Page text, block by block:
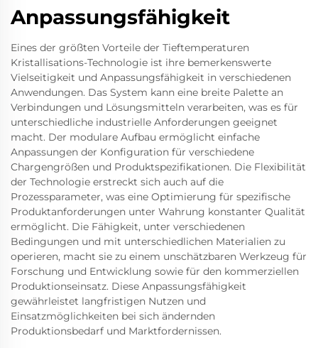
Anpassungsfähigkeit
Eines der größten Vorteile der Tieftemperaturen
Kristallisations-Technologie ist ihre bemerkenswerte
Vielseitigkeit und Anpassungsfähigkeit in verschiedenen
Anwendungen. Das System kann eine breite Palette an
Verbindungen und Lösungsmitteln verarbeiten, was es für
unterschiedliche industrielle Anforderungen geeignet
macht. Der modulare Aufbau ermöglicht einfache
Anpassungen der Konfiguration für verschiedene
Chargengrößen und Produktspezifikationen. Die Flexibilität
der Technologie erstreckt sich auch auf die
Prozessparameter, was eine Optimierung für spezifische
Produktanforderungen unter Wahrung konstanter Qualität
ermöglicht. Die Fähigkeit, unter verschiedenen
Bedingungen und mit unterschiedlichen Materialien zu
operieren, macht sie zu einem unschätzbaren Werkzeug für
Forschung und Entwicklung sowie für den kommerziellen
Produktionseinsatz. Diese Anpassungsfähigkeit
gewährleistet langfristigen Nutzen und
Einsatzmöglichkeiten bei sich ändernden
Produktionsbedarf und Marktfordernissen.